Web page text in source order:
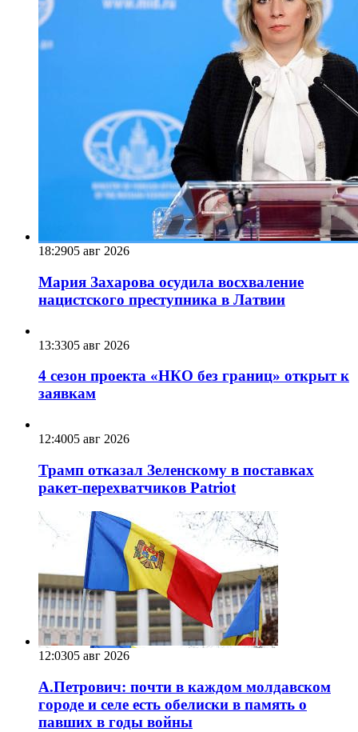
18:2905 авг 2026
Мария Захарова осудила восхваление
нацистского преступника в Латвии
13:3305 авг 2026
4 сезон проекта «НКО без границ» открыт к
заявкам
12:4005 авг 2026
Трамп отказал Зеленскому в поставках
ракет-перехватчиков Patriot
12:0305 авг 2026
А.Петрович: почти в каждом молдавском
городе и селе есть обелиски в память о
павших в годы войны